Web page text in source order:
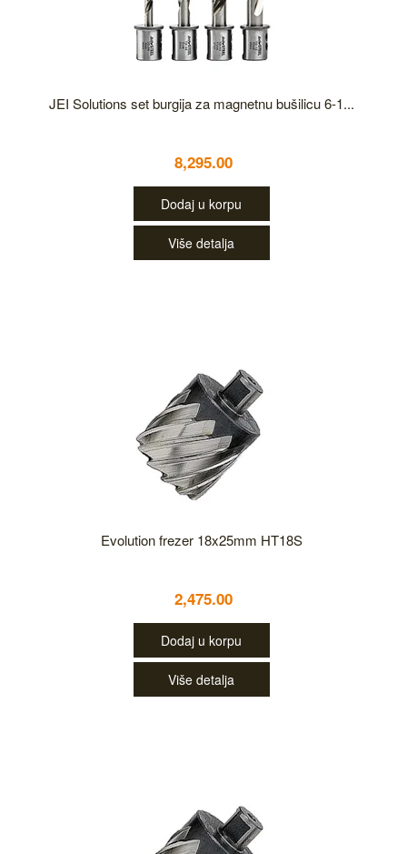
JEI Solutions set burgija za magnetnu bušilicu 6-1...
8,295.00
Dodaj u korpu
Više detalja
Evolution frezer 18x25mm HT18S
2,475.00
Dodaj u korpu
Više detalja